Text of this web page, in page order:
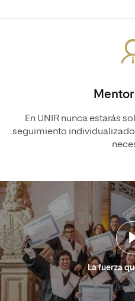
Mentor
En UNIR nunca estarás
seguimiento
La fuerza